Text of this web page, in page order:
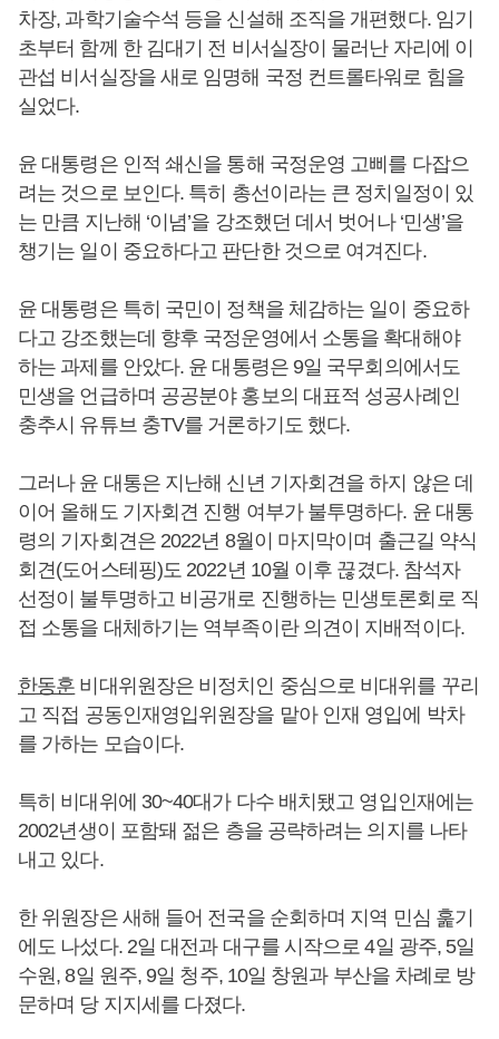
차장, 과학기술수석 등을 신설해 조직을 개편했다. 임기
초부터 함께 한 김대기 전 비서실장이 물러난 자리에 이
관섭 비서실장을 새로 임명해 국정 컨트롤타워로 힘을
실었다.
윤 대통령은 인적 쇄신을 통해 국정운영 고삐를 다잡으
려는 것으로 보인다. 특히 총선이라는 큰 정치일정이 있
는 만큼 지난해 ‘이념’을 강조했던 데서 벗어나 ‘민생’을
챙기는 일이 중요하다고 판단한 것으로 여겨진다.
윤 대통령은 특히 국민이 정책을 체감하는 일이 중요하
다고 강조했는데 향후 국정운영에서 소통을 확대해야
하는 과제를 안았다. 윤 대통령은 9일 국무회의에서도
민생을 언급하며 공공분야 홍보의 대표적 성공사례인
충추시 유튜브 충TV를 거론하기도 했다.
그러나 윤 대통은 지난해 신년 기자회견을 하지 않은 데
이어 올해도 기자회견 진행 여부가 불투명하다. 윤 대통
령의 기자회견은 2022년 8월이 마지막이며 출근길 약식
회견(도어스테핑)도 2022년 10월 이후 끊겼다. 참석자
선정이 불투명하고 비공개로 진행하는 민생토론회로 직
접 소통을 대체하기는 역부족이란 의견이 지배적이다.
한동훈 비대위원장은 비정치인 중심으로 비대위를 꾸리
고 직접 공동인재영입위원장을 맡아 인재 영입에 박차
를 가하는 모습이다.
특히 비대위에 30~40대가 다수 배치됐고 영입인재에는
2002년생이 포함돼 젊은 층을 공략하려는 의지를 나타
내고 있다.
한 위원장은 새해 들어 전국을 순회하며 지역 민심 훑기
에도 나섰다. 2일 대전과 대구를 시작으로 4일 광주, 5일
수원, 8일 원주, 9일 청주, 10일 창원과 부산을 차례로 방
문하며 당 지지세를 다졌다.